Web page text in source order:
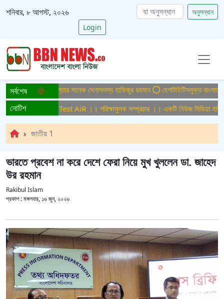
শনিবার, ৮ আগস্ট, ২০২৬
অনুসন্ধান
Login
সর্বশেষফের গ্রেপ্তার সাবেক সেনাসদস্য হাফিজুর রহমান হেপাটাইটিসমুক্ত বাংলাদেশ গড়ে
নোটিশ
সম্প্রচার ।। Test AiR ।। পরিক্ষামুলক সম্প্রচার ।। একটি নিউজ মিডিয়া হাউজের
জাতীয় 1
ভারতে প্রবেশ না করে দেশে ফেরা নিয়ে মুখ খুললেন ডা. জাহেদ
উর রহমান
Rakibul Islam
প্রকাশ :মঙ্গলবার, ১৬ জুন, ২০২৬